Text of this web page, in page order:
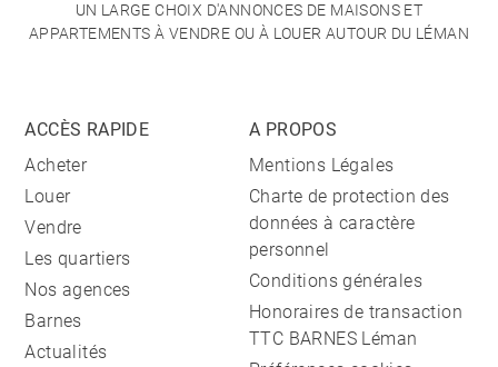
UN LARGE CHOIX D'ANNONCES DE MAISONS ET
APPARTEMENTS À VENDRE OU À LOUER AUTOUR DU LÉMAN
ACCÈS RAPIDE
Acheter
Louer
Vendre
Les quartiers
Nos agences
Barnes
Actualités
A PROPOS
Mentions Légales
Charte de protection des
données à caractère
personnel
Conditions générales
Honoraires de transaction
TTC BARNES Léman